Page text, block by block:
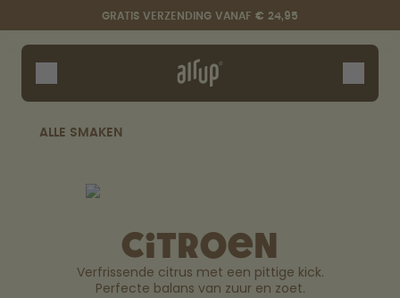
Overslaan en naar de inhoud gaan
ToegankelijkheidsverklaringGRATIS VERZENDING VANAF € 24,95
Flessen
Smaken
Accessoires
ALLE SMAKEN
Citroen
Verfrissende citrus met een pittige kick.
Perfecte balans van zuur en zoet.